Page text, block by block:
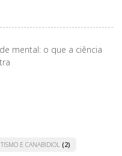
mental: o que a ciência
E CANABIDIOL (2)